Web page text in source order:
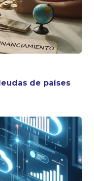
de países